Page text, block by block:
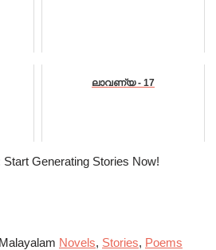
ലാവണ്യ - 17
Generating Stories Now!
Novels, Stories, Poems